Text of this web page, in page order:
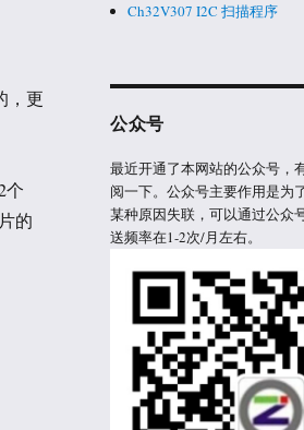
，更
个
的
Ch32V307 I2C 扫描程序
公众号
最近开通了本网站的公众号，
阅一下。公众号主要作用是为
某种原因失联，可以通过公众
送频率在1-2次/月左右。